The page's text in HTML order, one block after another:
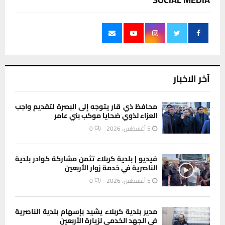
آخر الاخبار
محافظ ذي قار يتوجه إلى البصرة لتقديم واجب
العزاء لذوي ضحايا موكب بني عامر
5 أغسطس، 2026 0
فيديو | بلدية كربلاء تثمن مشاركة كوادر بلدية
الناصرية في خدمة زوار الأربعين
5 أغسطس، 2026 0
مدير بلدية كربلاء يشيد بإسهام بلدية الناصرية
في الجهد الخدمي لزيارة الأربعين